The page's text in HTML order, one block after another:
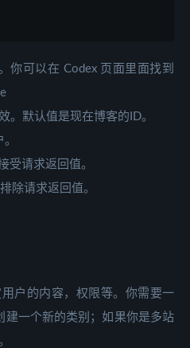
你可以在 Codex 页面里面找到
。默认值是现在博客的ID。
受请求返回值。
除请求返回值。
户的内容，权限等。你需要一
建一个新的类别；如果你是多站